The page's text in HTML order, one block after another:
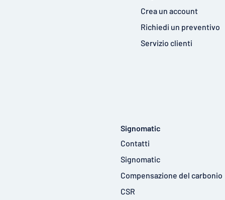
Crea un account
Richiedi un preventivo
Servizio clienti
Signomatic
Contatti
Signomatic
Compensazione del carbonio
CSR